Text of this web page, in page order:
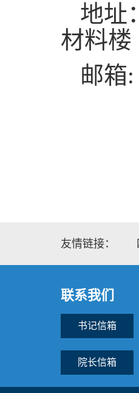
地址
材料楼
邮箱:
友情链接：
联系我们
书记信箱
院长信箱